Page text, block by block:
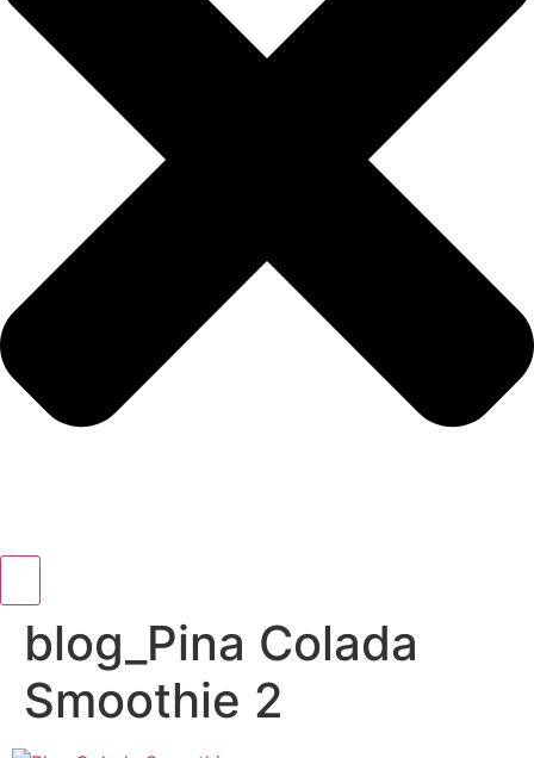
blog_Pina Colada
Smoothie 2